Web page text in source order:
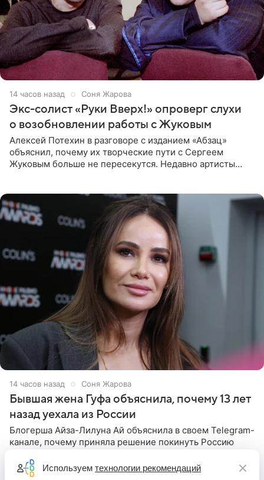
14 часов назад Соня Жарова
Экс-солист «Руки Вверх!» опроверг слухи
о возобновлении работы с Жуковым
Алексей Потехин в разговоре с изданием «Абзац»
объяснил, почему их творческие пути с Сергеем
Жуковым больше не пересекутся. Недавно артисты
14 часов назад Соня Жарова
Бывшая жена Гуфа объяснила, почему 13 лет
назад уехала из России
Блогерша Айза-Лилуна Ай объяснила в своем Telegram-
канале, почему приняла решение покинуть Россию
причин переезда на Бали стало желание оградить
старшего сына от
Используем технологии рекомендаций